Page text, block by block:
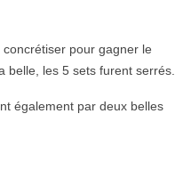
pour gagner le
belle, les 5 sets furent serrés.
également par deux belles